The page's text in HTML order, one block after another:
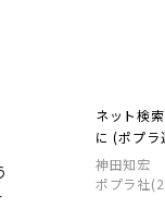
ネット検
に (ポプ
神田知宏
ポプラ社